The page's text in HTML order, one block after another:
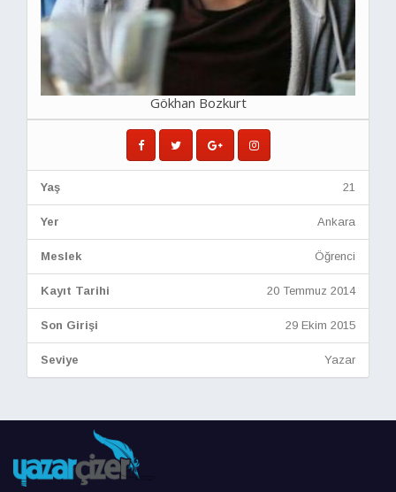
Gökhan Bozkurt
Yaş 21
Yer Ankara
Meslek Öğrenci
Kayıt Tarihi 20 Temmuz 2014
Son Girişi 29 Ekim 2015
Seviye Yazar